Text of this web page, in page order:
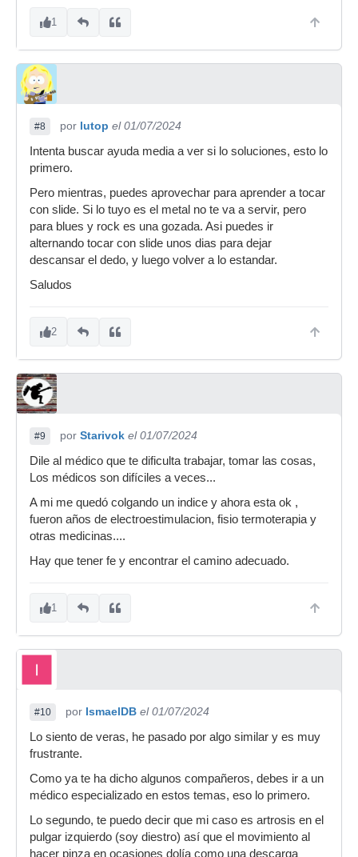
1
#8 por lutop el 01/07/2024
Intenta buscar ayuda media a ver si lo soluciones, esto lo
primero.
Pero mientras, puedes aprovechar para aprender a tocar
con slide. Si lo tuyo es el metal no te va a servir, pero
para blues y rock es una gozada. Asi puedes ir
alternando tocar con slide unos dias para dejar
descansar el dedo, y luego volver a lo estandar.
Saludos
2
#9 por Starivok el 01/07/2024
Dile al médico que te dificulta trabajar, tomar las cosas,
Los médicos son difíciles a veces...
A mi me quedó colgando un indice y ahora esta ok ,
fueron años de electroestimulacion, fisio termoterapia y
otras medicinas....
Hay que tener fe y encontrar el camino adecuado.
1
#10 por IsmaelDB el 01/07/2024
Lo siento de veras, he pasado por algo similar y es muy
frustrante.
Como ya te ha dicho algunos compañeros, debes ir a un
médico especializado en estos temas, eso lo primero.
Lo segundo, te puedo decir que mi caso es artrosis en el
pulgar izquierdo (soy diestro) así que el movimiento al
hacer pinza en ocasiones dolía como una descarga